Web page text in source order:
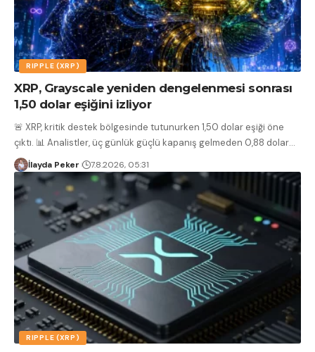
RIPPLE (XRP)
XRP, Grayscale yeniden dengelenmesi sonrası
1,50 dolar eşiğini izliyor
🚨 XRP, kritik destek bölgesinde tutunurken 1,50 dolar eşiği öne
çıktı. 📊 Analistler, üç günlük güçlü kapanış gelmeden 0,88 dolar…
İlayda Peker 7.8.2026, 05:31
RIPPLE (XRP)